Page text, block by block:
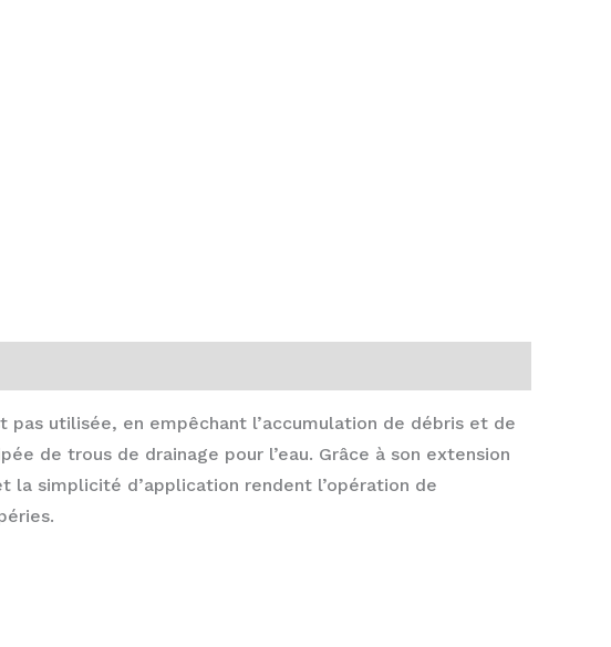
utilisée, en empêchant l’accumulation de débris et de
de trous de drainage pour l’eau. Grâce à son extension
simplicité d’application rendent l’opération de